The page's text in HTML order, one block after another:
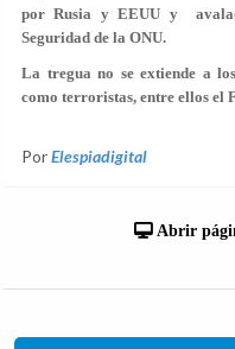
por Rusia y EEUU y
Seguridad de la ONU.
La tregua no se extiende a
como terroristas, entre ellos el
PorElespiadigital
Abrir